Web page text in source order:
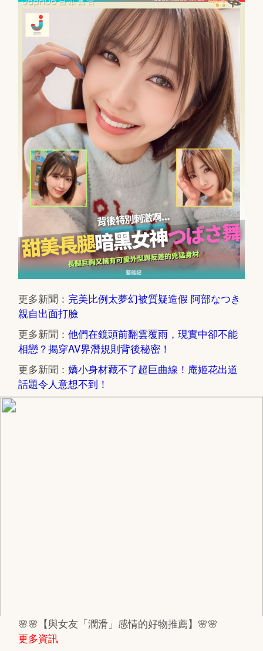
更多新聞： 完美比例太夢幻被質疑造假 阿部なつき
親自出面打臉
更多新聞：他們在鏡頭前翻雲覆雨，現實中卻不能
相戀？揭穿AV界潛規則背後秘密！
更多新聞：嬌小身材藏不了超巨曲線！庵姬花出道
話題令人意想不到！
🌸🌸【與女友「潤滑」感情的好物推薦】🌸🌸
更多資訊